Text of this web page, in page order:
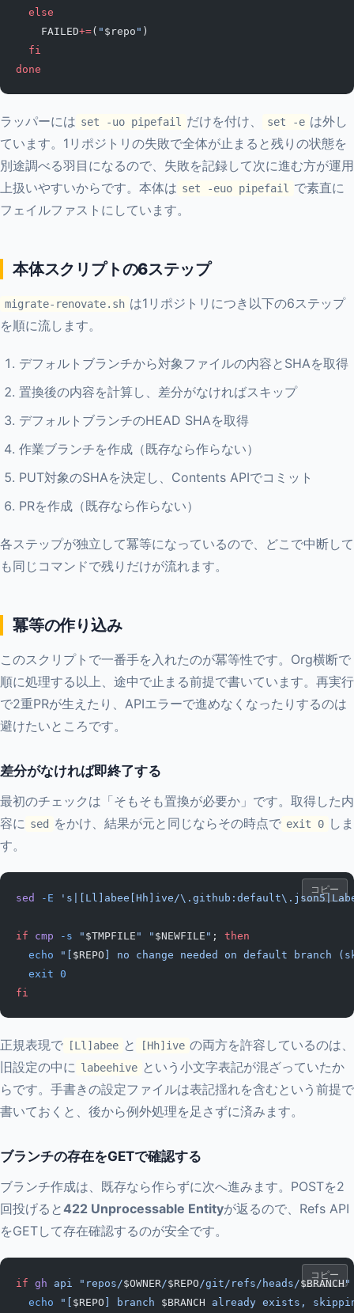
  else
    FAILED
+=( " $repo " )
  fi
done
ラッパーには set -uo pipefail だけを付け、 set -e は外し
ています。1リポジトリの失敗で全体が止まると残りの状態を
別途調べる羽目になるので、失敗を記録して次に進む方が運用
上扱いやすいからです。本体は set -euo pipefail
で素直に
フェイルファストにしています。
本体スクリプトの6ステップ
migrate-renovate.sh は1リポジトリにつき以下の6ステップ
を順に流します。
デフォルトブランチから対象ファイルの内容とSHAを取得
置換後の内容を計算し、差分がなければスキップ
デフォルトブランチのHEAD SHAを取得
作業ブランチを作成（既存なら作らない）
PUT対象のSHAを決定し、Contents APIでコミット
PRを作成（既存なら作らない）
各ステップが独立して冪等になっているので、どこで中断して
も同じコマンドで残りだけが流れます。
冪等の作り込み
このスクリプトで一番手を入れたのが冪等性です。Org横断で
順に処理する以上、途中で止まる前提で書いています。再実行
で2重PRが生えたり、APIエラーで進めなくなったりするのは
避けたいところです。
差分がなければ即終了する
最初のチェックは「そもそも置換が必要か」です。取得した内
容に sed をかけ、結果が元と同じならその時点で exit 0 しま
す。
sed -E 's|[Ll]abee[Hh]ive/
if cmp -s " $TMPFILE " " $NEWFILE " ; then
  echo
"[ $REPO ] no change needed on default branch
  exit
0
fi
コピー
正規表現で [Ll]abee と [Hh]ive の両方を許容しているのは、
旧設定の中に labeehive という小文字表記が混ざっていたか
らです。手書きの設定ファイルは表記揺れを含むという前提で
書いておくと、後から例外処理を足さずに済みます。
ブランチの存在をGETで確認する
ブランチ作成は、既存なら作らずに次へ進みます。POSTを2
回投げると422 Unprocessable Entityが返るので、Refs API
をGETして存在確認するのが安全です。
if gh api "repos/$OWNER/$REPO/git/refs/heads/$BRANCH"
  echo
"[ $REPO ] branch $BRANCH already exists,
コピー